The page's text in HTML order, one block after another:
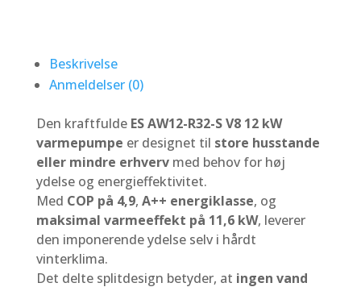
Beskrivelse
Anmeldelser (0)
Den kraftfulde ES AW12-R32-S V8 12 kW
varmepumpe er designet til store husstande
eller mindre erhvervmed behov for høj
ydelse og energieffektivitet.
Med COP på 4,9, A++ energiklasse, og
maksimal varmeeffekt på 11,6 kW, leverer
den imponerende ydelse selv i hårdt
vinterklima.
Det delte splitdesign betyder, at ingen vand